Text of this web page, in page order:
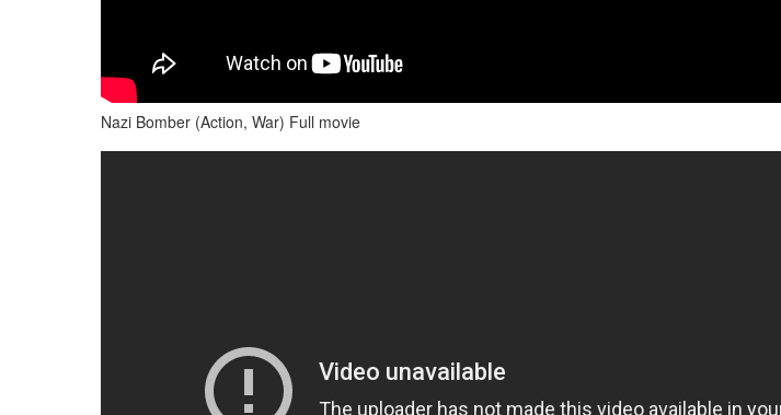
Nazi Bomber (Action, War) Full movie